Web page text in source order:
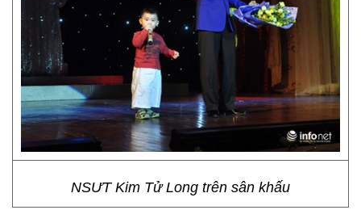
NSƯT Kim Tử Long trên sân khấu